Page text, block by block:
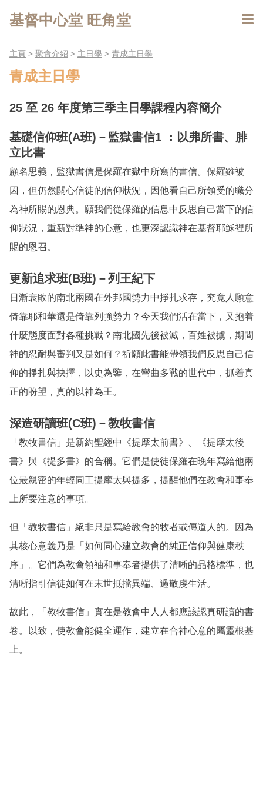
基督中心堂 旺角堂
主頁 > 聚會介紹 > 主日學 > 青成主日學
青成主日學
25 至 26 年度第三季主日學課程內容簡介
基礎信仰班(A班) －監獄書信1 ：以弗所書、腓
立比書
顧名思義，監獄書信是保羅在獄中所寫的書信。保羅雖被
囚，但仍然關心信徒的信仰狀況，因他看自己所領受的職分
為神所賜的恩典。願我們從保羅的信息中反思自己當下的信
仰狀況，重新對準神的心意，也更深認識神在基督耶穌裡所
賜的恩召。
更新追求班(B班) －列王紀下
日漸衰敗的南北兩國在外邦國勢力中掙扎求存，究竟人願意
倚靠耶和華還是倚靠列強勢力？今天我們活在當下，又抱着
什麼態度面對各種挑戰？南北國先後被滅，百姓被擄，期間
神的忍耐與審判又是如何？祈願此書能帶領我們反思自己信
仰的掙扎與抉擇，以史為鑒，在彎曲多戰的世代中，抓着真
正的盼望，真的以神為王。
深造研讀班(C班) －教牧書信
「教牧書信」是新約聖經中《提摩太前書》、《提摩太後
書》與《提多書》的合稱。它們是使徒保羅在晚年寫給他兩
位最親密的年輕同工提摩太與提多，提醒他們在教會和事奉
上所要注意的事項。
但「教牧書信」絕非只是寫給教會的牧者或傳道人的。因為
其核心意義乃是「如何同心建立教會的純正信仰與健康秩
序」。它們為教會領袖和事奉者提供了清晰的品格標準，也
清晰指引信徒如何在末世抵擋異端、過敬虔生活。
故此，「教牧書信」實在是教會中人人都應該認真研讀的書
卷。以致，使教會能健全運作，建立在合神心意的屬靈根基
上。